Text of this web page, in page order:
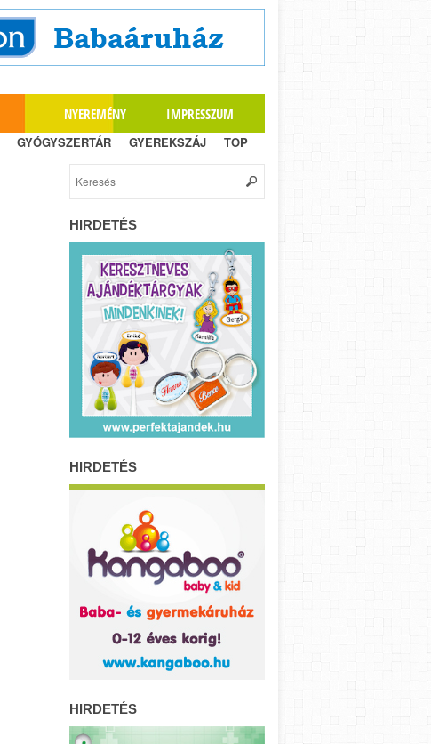
NYEREMÉNY IMPRESSZUM
GYÓGYSZERTÁR GYEREKSZÁJ TOP
HIRDETÉS
HIRDETÉS
HIRDETÉS